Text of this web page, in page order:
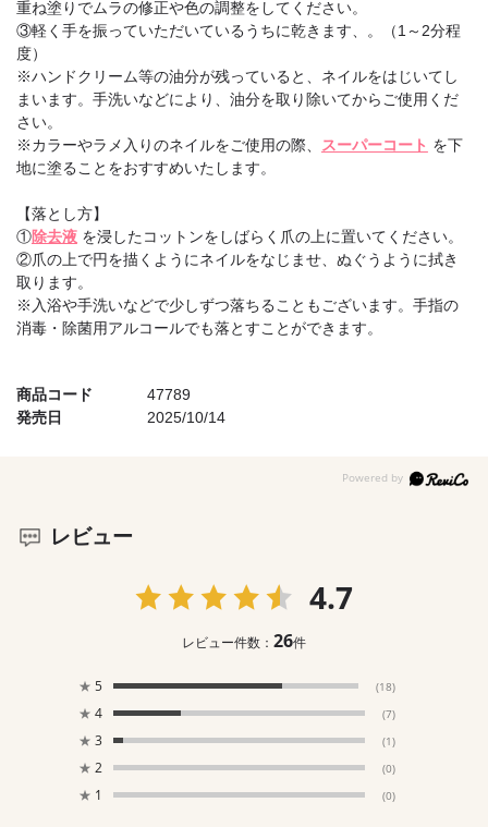
商品コード
47789
発売日
2025/10/14
重ね塗りでムラの修正や色の調整をしてください。
③軽く手を振っていただいているうちに乾きます、。（1～2分程
度）
※ハンドクリーム等の油分が残っていると、ネイルをはじいてし
まいます。手洗いなどにより、油分を取り除いてからご使用くだ
さい。
※カラーやラメ入りのネイルをご使用の際、
スーパーコート を下
地に塗ることをおすすめいたします。
【落とし方】
①除去液を浸したコットンをしばらく爪の上に置いてください。
②爪の上で円を描くようにネイルをなじませ、ぬぐうように拭き
取ります。
※入浴や手洗いなどで少しずつ落ちることもございます。手指の
消毒・除菌用アルコールでも落とすことができます。
レビュー
4.7
レビュー件数： 26件
★ 5 (18)
★ 4 (7)
★ 3 (1)
★ 2 (0)
★ 1 (0)